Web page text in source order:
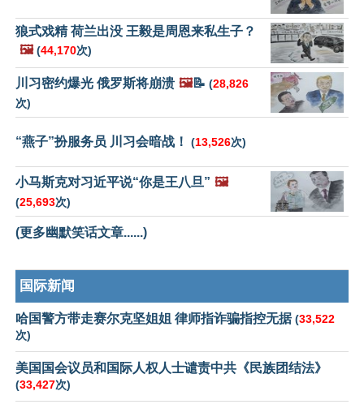
狼式戏精 荷兰出没 王毅是周恩来私生子？
🖼️ (44,170次)
川习密约爆光 俄罗斯将崩溃 🖼️📝 (28,826
次)
“燕子”扮服务员 川习会暗战！ (13,526次)
小马斯克对习近平说“你是王八旦” 🖼️
(25,693次)
(更多幽默笑话文章......)
国际新闻
哈国警方带走赛尔克坚姐姐 律师指诈骗指控无据(33,522
次)
美国国会议员和国际人权人士谴责中共《民族团结法》
(33,427次)